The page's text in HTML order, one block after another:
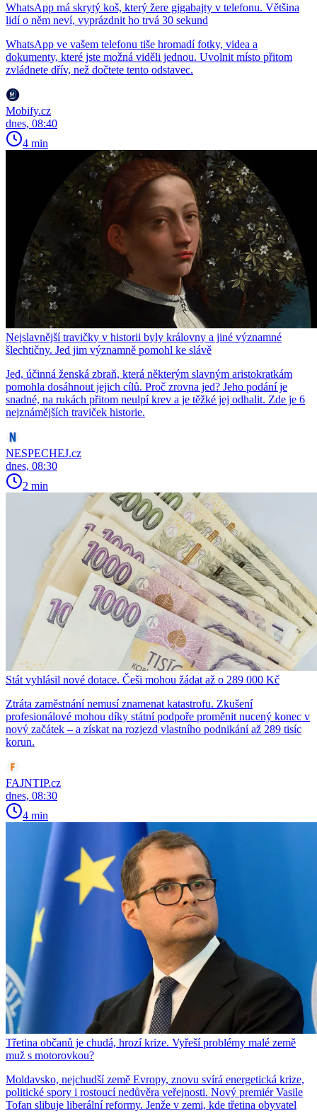
WhatsApp má skrytý koš, který žere gigabajty v telefonu. Většina
lidí o něm neví, vyprázdnit ho trvá 30 sekund
WhatsApp ve vašem telefonu tiše hromadí fotky, videa a
dokumenty, které jste možná viděli jednou. Uvolnit místo přitom
zvládnete dřív, než dočtete tento odstavec.
Mobify.cz
dnes, 08:40
4 min
Nejslavnější travičky v historii byly královny a jiné významné
šlechtičny. Jed jim významně pomohl ke slávě
Jed, účinná ženská zbraň, která některým slavným aristokratkám
pomohla dosáhnout jejich cílů. Proč zrovna jed? Jeho podání je
snadné, na rukách přitom neulpí krev a je těžké jej odhalit. Zde je 6
nejznámějších traviček historie.
NESPECHEJ.cz
dnes, 08:30
2 min
Stát vyhlásil nové dotace. Češi mohou žádat až o 289 000 Kč
Ztráta zaměstnání nemusí znamenat katastrofu. Zkušení
profesionálové mohou díky státní podpoře proměnit nucený konec v
nový začátek – a získat na rozjezd vlastního podnikání až 289 tisíc
korun.
FAJNTIP.cz
dnes, 08:30
4 min
Třetina občanů je chudá, hrozí krize. Vyřeší problémy malé země
muž s motorovkou?
Moldavsko, nejchudší země Evropy, znovu svírá energetická krize,
politické spory i rostoucí nedůvěra veřejnosti. Nový premiér Vasile
Tofan slibuje liberální reformy. Jenže v zemi, kde třetina obyvatel